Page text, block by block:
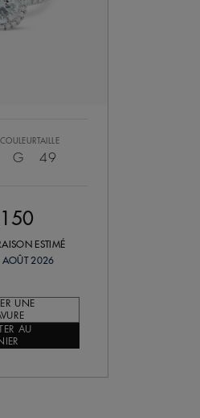
COULEUR
G
TAILLE
49
ESTIMÉ
AOÛT 2026
UNE
AU